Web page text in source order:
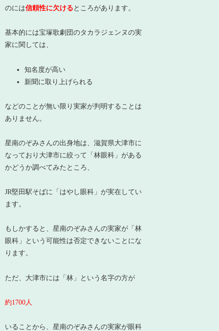
のには信頼性に欠ける ところがあります。
基本的には宝塚歌劇団のタカラジェンヌの実
家に関しては、
知名度が高い
新聞に取り上げられる
などのことが無い限り実家が判明することは
ありません。
星南のぞみさんの出身地は、滋賀県大津市に
なっており大津市に絞って「林眼科」がある
かどうか調べてみたところ、
JR堅田駅そばに 「はやし眼科」が実在 してい
ます。
もしかすると、星南のぞみさんの実家が「林
眼科」という可能性は否定できないことにな
ります。
ただ、大津市には「林」という名字の方が
約1700人
いることから、星南のぞみさんの実家が眼科